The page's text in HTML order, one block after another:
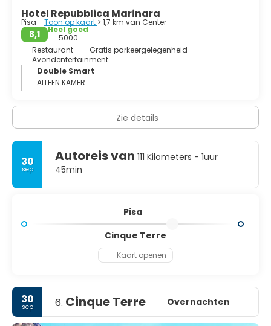
Hotel Repubblica Marinara
Pisa - Toon op kaart > 1,7 km van Center
8,1
Heel goed
5000
Restaurant
Gratis parkeergelegenheid
Avondentertainment
Double Smart
ALLEEN KAMER
Zie details
30
sep
Autoreis van 111 Kilometers - 1uur
45min
Pisa
Cinque Terre
Kaart openen
30
sep 6. Cinque Terre Overnachten